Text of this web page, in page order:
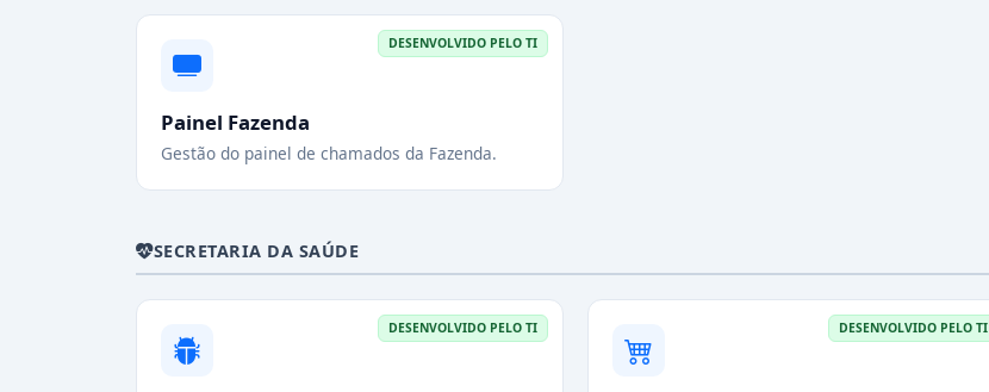
DESENVOLVIDO PELO TI
Painel Fazenda
Gestão do painel de chamados da Fazenda.
SECRETARIA DA SAÚDE
DESENVOLVIDO PELO TI DESENVOLVIDO PELO TI